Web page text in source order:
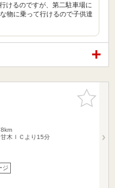
けるのですが、第二駐車場に
物に乗って行けるので子供達
お気に入
りに追加
木ＩＣより15分
ジ